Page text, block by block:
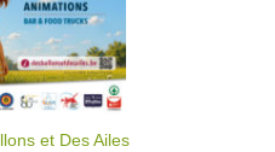
et Des Ailes